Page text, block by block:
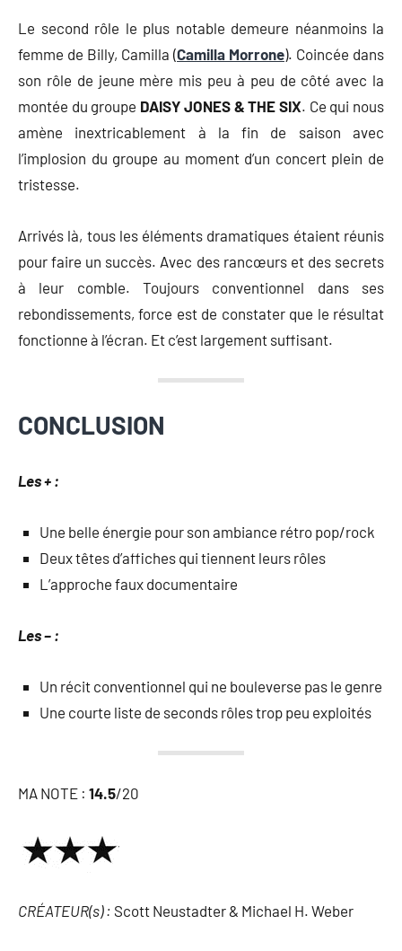
Le second rôle le plus notable demeure néanmoins la
femme de Billy, Camilla (Camilla Morrone). Coincée dans
son rôle de jeune mère mis peu à peu de côté avec la
montée du groupe DAISY JONES & THE SIX. Ce qui nous
amène inextricablement à la fin de saison avec
l’implosion du groupe au moment d’un concert plein de
tristesse.
Arrivés là, tous les éléments dramatiques étaient réunis
pour faire un succès. Avec des rancœurs et des secrets
à leur comble. Toujours conventionnel dans ses
rebondissements, force est de constater que le résultat
fonctionne à l’écran. Et c’est largement suffisant.
CONCLUSION
Les + :
Une belle énergie pour son ambiance rétro pop/rock
Deux têtes d’affiches qui tiennent leurs rôles
L’approche faux documentaire
Les – :
Un récit conventionnel qui ne bouleverse pas le genre
Une courte liste de seconds rôles trop peu exploités
MA NOTE : 14.5/20
CRÉATEUR(s) : Scott Neustadter & Michael H. Weber